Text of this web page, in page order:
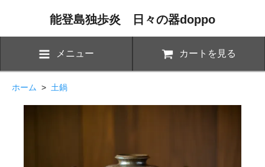
能登島独歩炎 日々の器doppo
メニュー カートを見る
ホーム > 土鍋